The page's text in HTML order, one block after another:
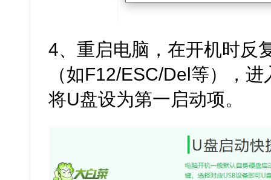
4、重启电脑，在开机时反
（如F12/ESC/Del等），
将U盘设为第一启动项。